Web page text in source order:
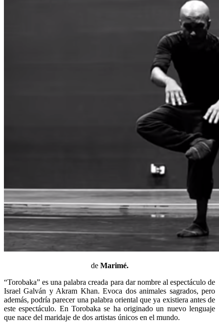
deMarimé.
“Torobaka” es una palabra creada para dar nombre al espectáculo de
Israel Galván y Akram Khan. Evoca dos animales sagrados, pero
además, podría parecer una palabra oriental que ya existiera antes de
este espectáculo. En Torobaka se ha originado un nuevo lenguaje
que nace del maridaje de dos artistas únicos en el mundo.